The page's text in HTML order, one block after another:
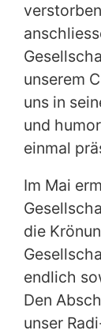
unserem
uns in
und
einmal
Im Mai
die
endlich
Den
unser